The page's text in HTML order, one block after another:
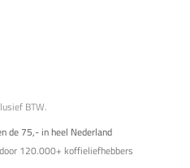
BTW.
de 75,- in heel Nederland
120.000+ koffieliefhebbers